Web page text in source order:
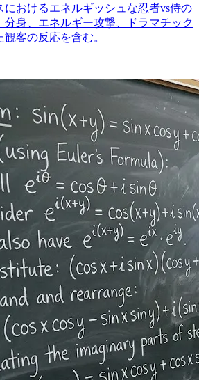
におけるエネルギッシュな忍者vs侍の
分身、エネルギー攻撃、ドラマチック
客の反応を含む。